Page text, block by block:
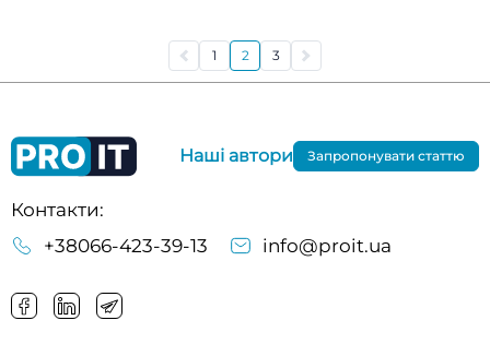
1 2 3
Контакти:
+38066-423-39-13
info@proit.ua
Наші автори Запропонувати статтю